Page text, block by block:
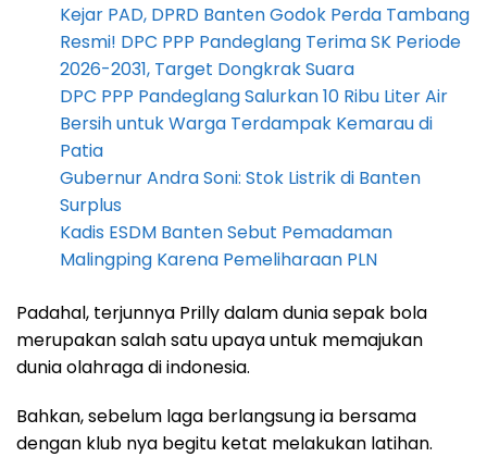
Kejar PAD, DPRD Banten Godok Perda Tambang
Resmi! DPC PPP Pandeglang Terima SK Periode
2026-2031, Target Dongkrak Suara
DPC PPP Pandeglang Salurkan 10 Ribu Liter Air
Bersih untuk Warga Terdampak Kemarau di
Patia
Gubernur Andra Soni: Stok Listrik di Banten
Surplus
Kadis ESDM Banten Sebut Pemadaman
Malingping Karena Pemeliharaan PLN
Padahal, terjunnya Prilly dalam dunia sepak bola
merupakan salah satu upaya untuk memajukan
dunia olahraga di indonesia.
Bahkan, sebelum laga berlangsung ia bersama
dengan klub nya begitu ketat melakukan latihan.